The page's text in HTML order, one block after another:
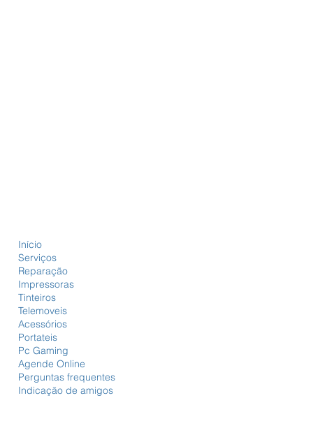
Início
Serviços
Reparação
Impressoras
Tinteiros
Telemoveis
Acessórios
Portateis
Pc Gaming
Agende Online
Perguntas frequentes
Indicação de amigos